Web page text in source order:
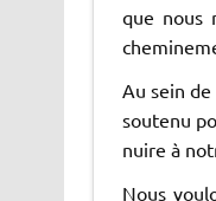
que nous
Au sein
soutenu
nuire à
Nous